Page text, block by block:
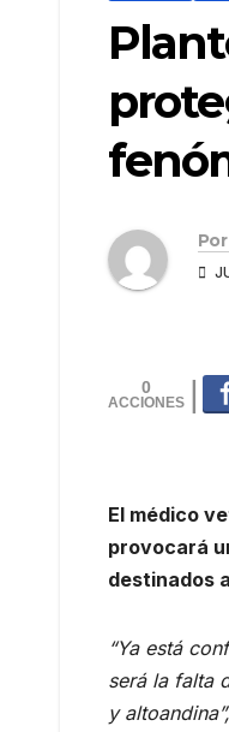
Por
0
El médico
provocará
destinados
“Ya está
será la falta
y altoandina”,